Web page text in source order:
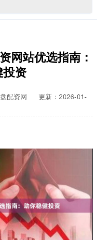
网站优选指南：
投资
配资网
更新：2026-01-